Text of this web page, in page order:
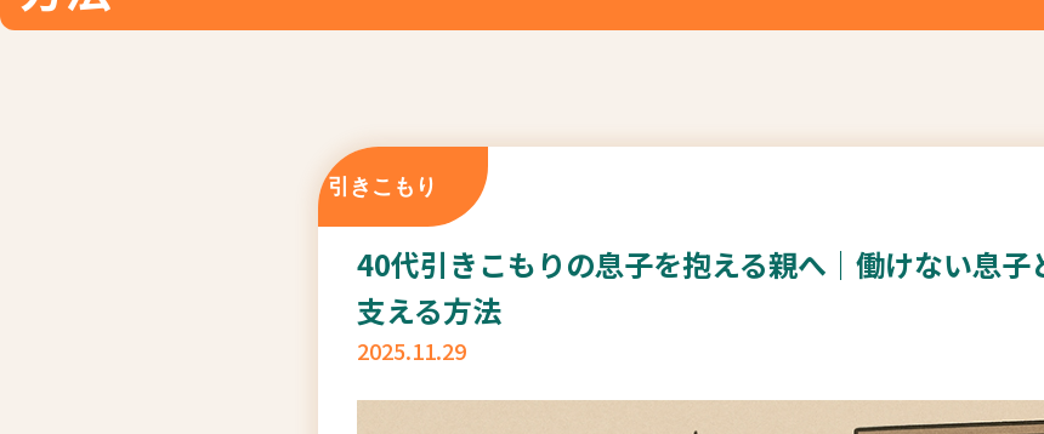
引きこもり
40代引きこもりの息子を抱える親へ｜働けない息子
支える方法
2025.11.29